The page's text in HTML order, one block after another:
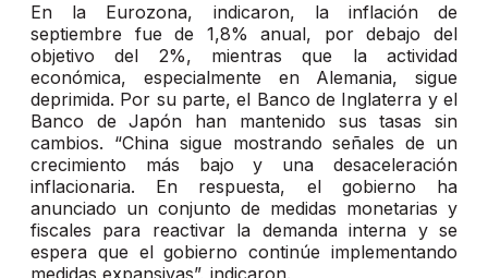
En la Eurozona, indicaron, la inflación de
septiembre fue de 1,8% anual, por debajo del
objetivo del 2%, mientras que la actividad
económica, especialmente en Alemania, sigue
deprimida. Por su parte, el Banco de Inglaterra y el
Banco de Japón han mantenido sus tasas sin
cambios. “China sigue mostrando señales de un
crecimiento más bajo y una desaceleración
inflacionaria. En respuesta, el gobierno ha
anunciado un conjunto de medidas monetarias y
fiscales para reactivar la demanda interna y se
espera que el gobierno continúe implementando